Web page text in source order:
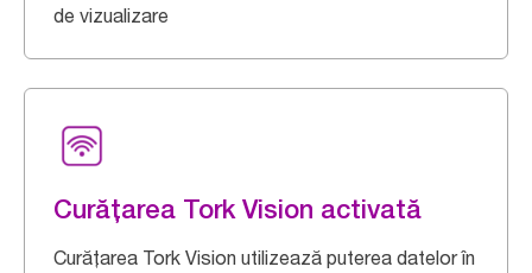
de vizualizare
Curățarea Tork Vision activată
Curățarea Tork Vision utilizează puterea datelor în